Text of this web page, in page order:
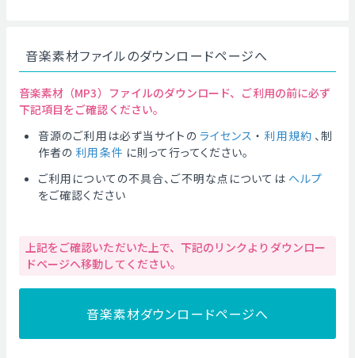
音楽素材ファイルのダウンロードページへ
音楽素材（MP3）ファイルのダウンロード、ご利用の前に必ず
下記項目をご確認ください。
音源のご利用は必ず当サイトの ライセンス ・ 利用規約 、制
作者の 利用条件 に則って行ってください。
ご利用についての不具合、ご不明な点については ヘルプ
をご確認ください
上記をご確認いただいた上で、下記のリンクよりダウンロー
ドページへ移動してください。
音楽素材ダウンロードページへ